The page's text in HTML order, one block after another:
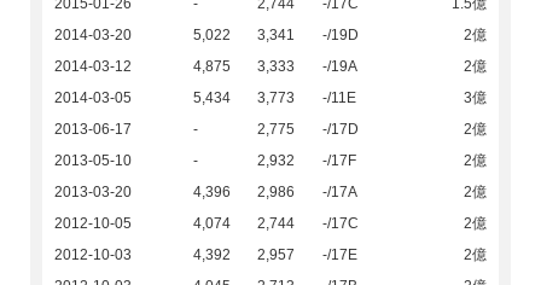
2015-01-26 - 2,744 -/17C
1.5億
2014-03-20
5,022 3,341 -/19D
2億
2014-03-12
4,875 3,333 -/19A
2億
2014-03-05
5,434 3,773 -/11E
3億
2013-06-17
- 2,775 -/17D
2億
2013-05-10
- 2,932 -/17F
2億
2013-03-20
4,396 2,986 -/17A
2億
2012-10-05
4,074 2,744 -/17C
2億
2012-10-03
4,392 2,957 -/17E
2億